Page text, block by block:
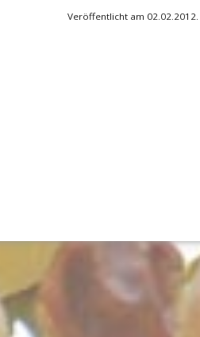
Veröffentlicht am 02.02.2012.